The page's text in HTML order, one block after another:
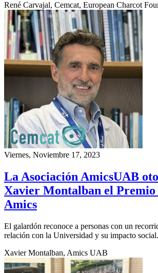
René Carvajal, Cemcat, European Charcot
Viernes, Noviembre 17, 2023
La Asociación AmicsUAB
Xavier Montalban el Premio
Amics
El galardón reconoce a personas con un
relación con la Universidad y su impacto social.
Xavier Montalban, Amics UAB